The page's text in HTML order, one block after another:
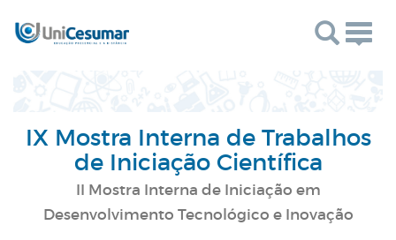
IX Mostra Interna de Trabalhos
de Iniciação Científica
II Mostra Interna de Iniciação em
Desenvolvimento Tecnológico e Inovação